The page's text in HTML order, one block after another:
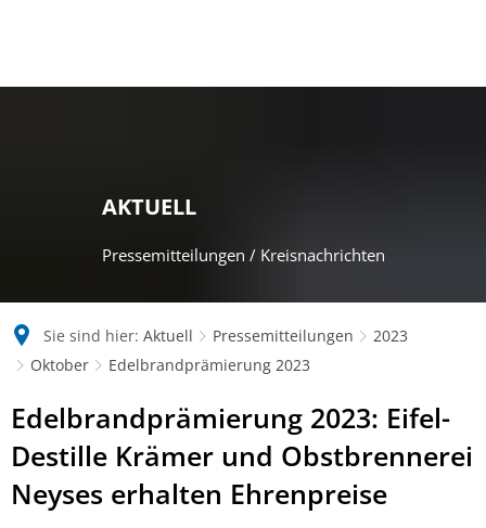
AKTUELL
Pressemitteilungen / Kreisnachrichten
Sie sind hier: Aktuell Pressemitteilungen
2023
Oktober
Edelbrandprämierung 2023
Edelbrandprämierung 2023: Eifel-
Destille Krämer und Obstbrennerei
Neyses erhalten Ehrenpreise